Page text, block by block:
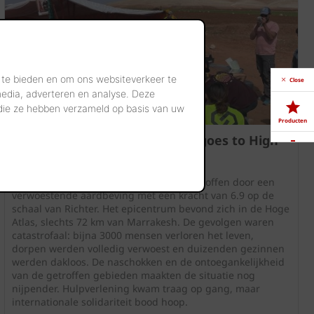
bieden en om ons websiteverkeer te
adverteren en analyse. Deze
ze hebben verzameld op basis van uw
wienerberger steunt ‘Maggie goes to High
Op 8 september 2023 werd Marokko getroffen door een
verwoestende aardbeving met een kracht van 6.9 op de
schaal van Richter. Het epicentrum bevond zich in de Hoge
Atlas, slechts 72 km van Marrakesh. De gevolgen waren
catastrofaal: bijna 3000 mensen verloren het leven,
dorpen werden volledig verwoest en duizenden gezinnen
werden dakloos. De naschokken en de ontoegankelijkheid
van de getroffen gebieden maakten de situatie nog
nijpender. Hulpverlening kwam traag op gang, maar
internationale solidariteit bood hoop.
Close
Producten